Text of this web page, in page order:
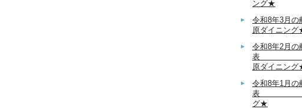
ング★
令和8年3
原ダイニン
令和8年2月の
表
原ダイニン
令和8年1月の
表 ★野
グ★